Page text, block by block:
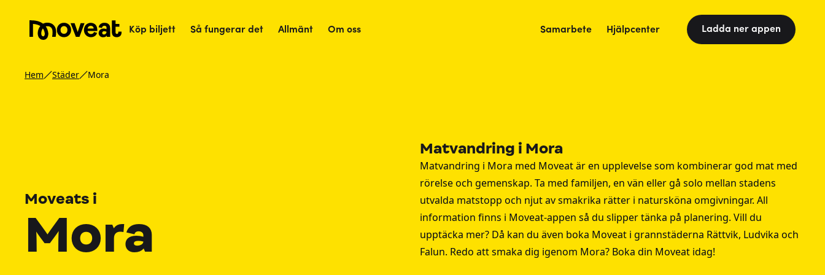
Köp biljett Så fungerar det Allmänt Om oss Samarbete Hjälpcenter Ladda ner appen
Hem Städer Mora
Moveats i
Mora
Matvandring i Mora
Matvandring i Mora med Moveat är en upplevelse som kombinerar god mat med
rörelse och gemenskap. Ta med familjen, en vän eller gå solo mellan stadens
utvalda matstopp och njut av smakrika rätter i natursköna omgivningar. All
information finns i Moveat-appen så du slipper tänka på planering. Vill du
upptäcka mer? Då kan du även boka Moveat i grannstäderna Rättvik, Ludvika och
Falun. Redo att smaka dig igenom Mora? Boka din Moveat idag!